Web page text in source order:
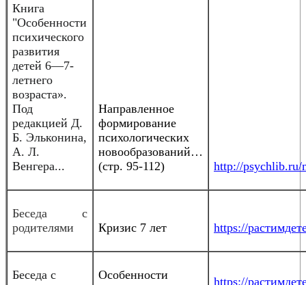
Книга
"Особенности
психического
развития
детей 6—7-
летнего
возраста».
Под
редакцией Д.
Б. Эльконина,
А. Л.
Венгера...
Направленное
формирование
психологических
новообразований…
(стр. 95-112)
http://psychlib.ru/
Беседа с
родителями
Кризис 7 лет https://
Беседа с
Особенности
https://